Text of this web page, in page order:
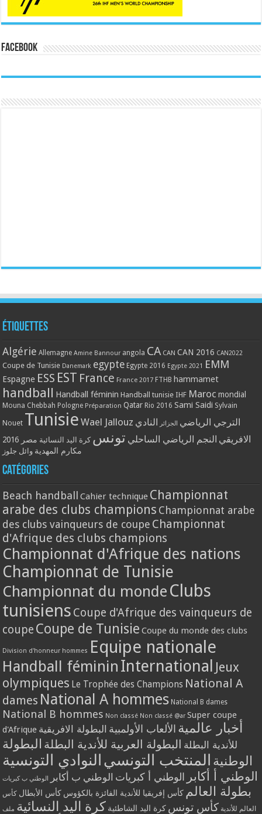
Facebook
Étiquettes
Algérie Allemagne Amine Bannour angola CA CAN CAN 2016 CAN2022
Coupe de Tunisie Danemark egypte Egypte 2016 Egypte 2021 EMM
Espagne ESS EST France France 2017 FTHB hammamet
handball Handball féminin Handball tunisie IHF Maroc mondial
Mouna Chebbah Pologne Préparation Qatar Rio 2016 Sami Saidi Sylvain
Nouet Tunisie Wael Jallouz الترجي الرياضي الجزائر النادي
الافريقي النجم الرياضي الساحلي تونس كرة اليد النسائية مصر 2016
مكارم المهدية وائل جلوز
Catégories
Beach handball Cahier technique Championnat
arabe des clubs champions Championnat arabe
des clubs vainqueurs de coupe Championnat
d'Afrique des clubs champions
Championnat d'Afrique des nations
Championnat de Tunisie
Championnat du monde Clubs
tunisiens Coupe d'Afrique des vainqueurs de
coupe Coupe de Tunisie Coupe du monde des clubs
Division d'honneur hommes Equipe nationale
Handball féminin International Jeux
olympiques Le Trophée des Champions National A
dames National A hommes National B dames
National B hommes Non classé Non classé @ar Super coupe
d'Afrique
أخبار عالمية الألعاب الأولمبية البطولة الافريقية
للأندية البطلة البطولة العربية للأندية البطلة البطولة
الوطنية المنتخب التونسي النوادي التونسية
الوطني أ أكابر الوطني أ كبريات الوطني ب أكابر الوطني ب كبريات
بطولة العالم كأس إفريقيا للأندية الفائزة بالكؤوس كأس الأبطال كأس
العالم للأندية كأس تونس كرة اليد الشاطئية كرة اليد النسائية ملف